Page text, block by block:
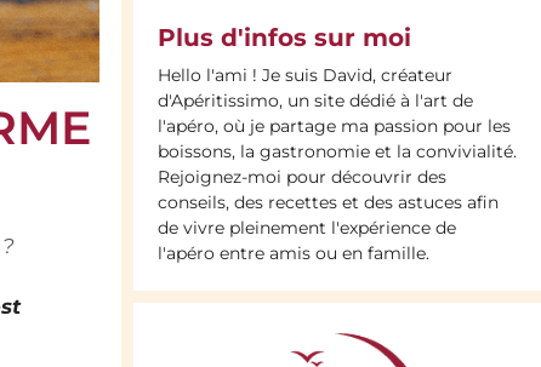
Plus d'infos sur moi
Hello l'ami ! Je suis David, créateur
d'Apéritissimo, un site dédié à l'art de
l'apéro, où je partage ma passion pour les
boissons, la gastronomie et la convivialité.
Rejoignez-moi pour découvrir des
conseils, des recettes et des astuces afin
de vivre pleinement l'expérience de
l'apéro entre amis ou en famille.